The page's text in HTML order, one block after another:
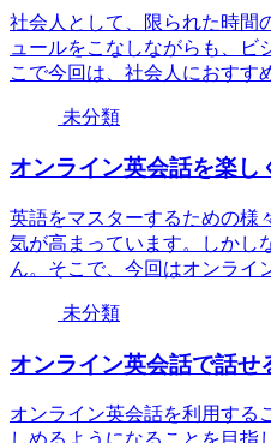
社会人として、限られた時間
ュールをこなしながらも、
こで今回は、社会人におすす
未分類
オンライン英会話を楽
英語をマスターするための様
気が高まっています。しかし
ん。そこで、今回はオンライ
未分類
オンライン英会話で話せ
オンライン英会話を利用する